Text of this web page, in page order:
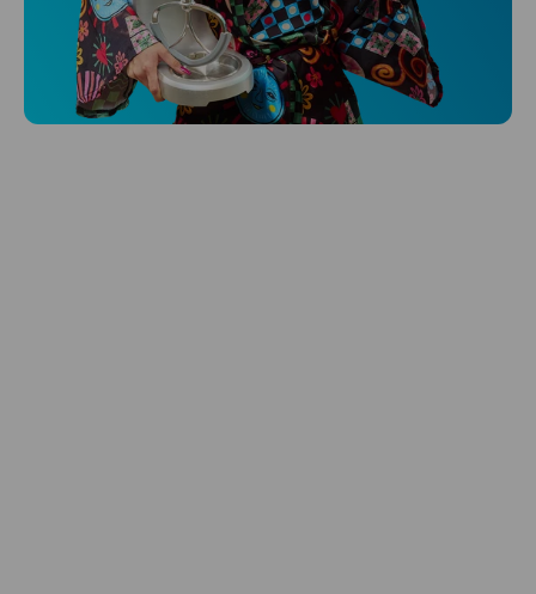
Niceboy ONE Ultra
Hlídá ti zdraví, spánek i pohyb a ještě k
tomu platí.